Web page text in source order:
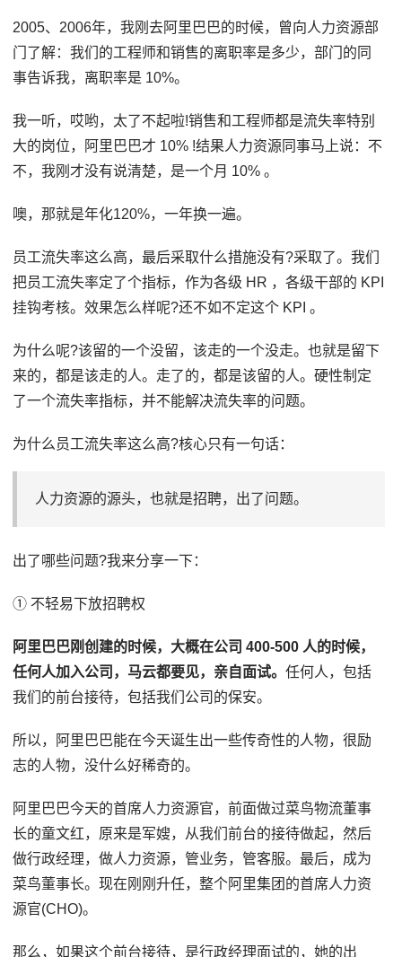
2005、2006年，我刚去阿里巴巴的时候，曾向人力资源部
门了解：我们的工程师和销售的离职率是多少，部门的同
事告诉我，离职率是 10%。
我一听，哎哟，太了不起啦!销售和工程师都是流失率特别
大的岗位，阿里巴巴才 10% !结果人力资源同事马上说：不
不，我刚才没有说清楚，是一个月 10% 。
噢，那就是年化120%，一年换一遍。
员工流失率这么高，最后采取什么措施没有?采取了。我们
把员工流失率定了个指标，作为各级 HR ，各级干部的 KPI
挂钩考核。效果怎么样呢?还不如不定这个 KPI 。
为什么呢?该留的一个没留，该走的一个没走。也就是留下
来的，都是该走的人。走了的，都是该留的人。硬性制定
了一个流失率指标，并不能解决流失率的问题。
为什么员工流失率这么高?核心只有一句话：
人力资源的源头，也就是招聘，出了问题。
出了哪些问题?我来分享一下：
① 不轻易下放招聘权
阿里巴巴刚创建的时候，大概在公司 400-500 人的时候，
任何人加入公司，马云都要见，亲自面试。任何人，包括
我们的前台接待，包括我们公司的保安。
所以，阿里巴巴能在今天诞生出一些传奇性的人物，很励
志的人物，没什么好稀奇的。
阿里巴巴今天的首席人力资源官，前面做过菜鸟物流董事
长的童文红，原来是军嫂，从我们前台的接待做起，然后
做行政经理，做人力资源，管业务，管客服。最后，成为
菜鸟董事长。现在刚刚升任，整个阿里集团的首席人力资
源官(CHO)。
那么，如果这个前台接待，是行政经理面试的，她的出